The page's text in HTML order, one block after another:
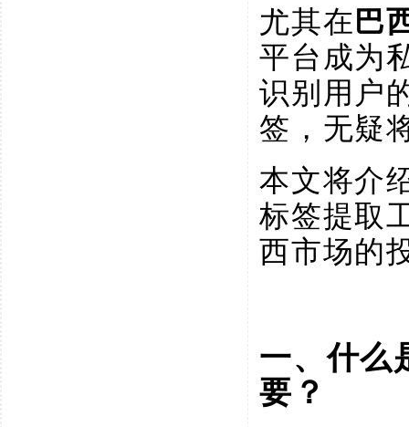
尤其在巴
平台成为
识别用户
签，无疑
本文将介
标签提取
西市场的
一、什么
要？